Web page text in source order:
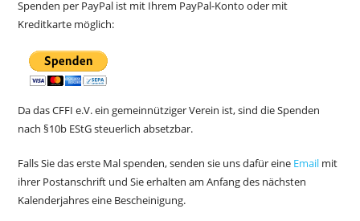
Spenden per PayPal ist mit Ihrem PayPal-Konto oder mit
Kreditkarte möglich:
Da das CFFI e.V. ein gemeinnütziger Verein ist, sind die Spenden
nach §10b EStG steuerlich absetzbar.
Falls Sie das erste Mal spenden, senden sie uns dafür eine Email mit
ihrer Postanschrift und Sie erhalten am Anfang des nächsten
Kalenderjahres eine Bescheinigung.